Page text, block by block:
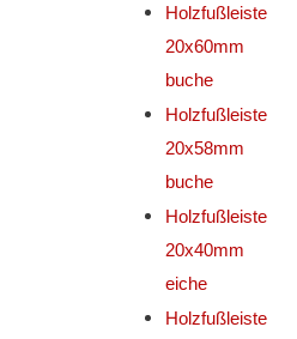
Holzfußleiste
20x60mm
buche
Holzfußleiste
20x58mm
buche
Holzfußleiste
20x40mm
eiche
Holzfußleiste